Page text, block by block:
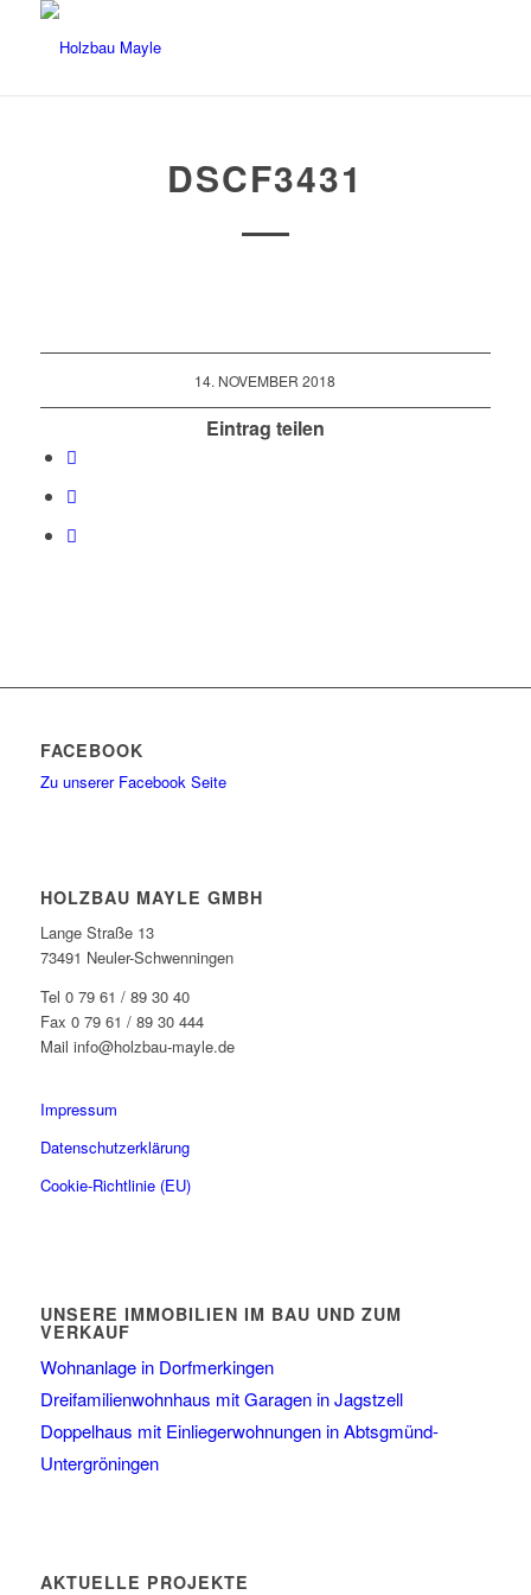
DSCF3431
14. NOVEMBER 2018
Eintrag teilen
FACEBOOK
Zu unserer Facebook Seite
HOLZBAU MAYLE GMBH
Lange Straße 13
73491 Neuler-Schwenningen
Tel 0 79 61 / 89 30 40
Fax 0 79 61 / 89 30 444
Mail info@holzbau-mayle.de
Impressum
Datenschutzerklärung
Cookie-Richtlinie (EU)
UNSERE IMMOBILIEN IM BAU UND ZUM
VERKAUF
Wohnanlage in Dorfmerkingen
Dreifamilienwohnhaus mit Garagen in Jagstzell
Doppelhaus mit Einliegerwohnungen in Abtsgmünd-
Untergröningen
AKTUELLE PROJEKTE